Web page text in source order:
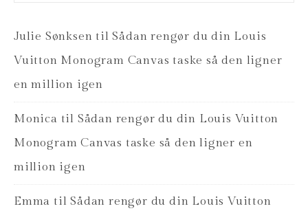
Julie Sønksen tilSådan rengør du din Louis
Vuitton Monogram Canvas taske så den ligner
en million igen
Monica til Sådan rengør du din Louis Vuitton
Monogram Canvas taske så den ligner en
million igen
Emma tilSådan rengør du din Louis Vuitton